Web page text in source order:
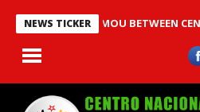
NEWS TICKERAN MOU BETWEEN